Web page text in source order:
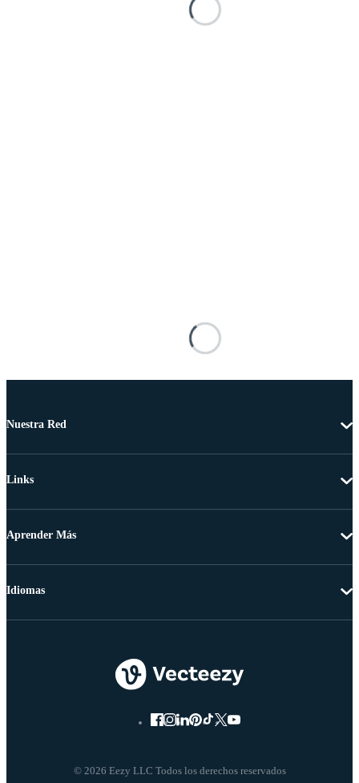
Nuestra Red
Links
Aprender Más
© 2026 Eezy LLC Todos los derechos reservados
Idiomas